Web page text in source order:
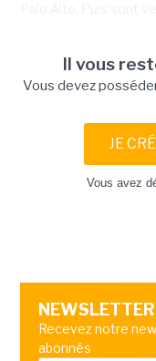
Palo Alto. Puis sont
Il vous
Vous devez
JE
Vous avez
NEWSLETTER
Recevez notre
abonnés